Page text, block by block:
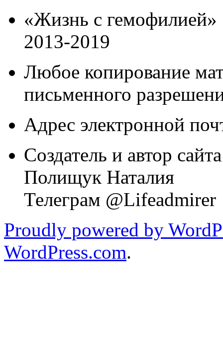
«Жизнь с гемофилией»
2013-2019
Любое копирование
письменного
Адрес электронной
Создатель и автор сайта
Полищук Наталия
Телеграм @Lifeadmirer
Proudly powered by
WordPress.com.